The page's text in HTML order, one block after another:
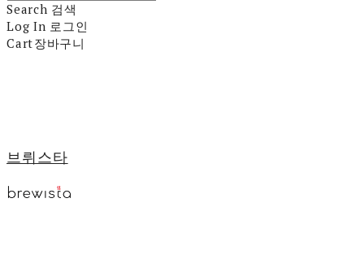
Search 검색
Log In 로그인
Cart장바구니
브뤼스타